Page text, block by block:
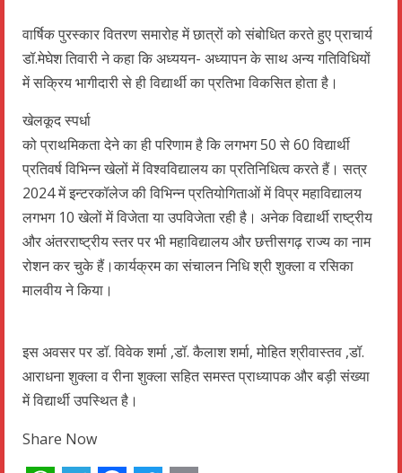
वार्षिक पुरस्कार वितरण समारोह में छात्रों को संबोधित करते हुए प्राचार्य
डॉ.मेघेश तिवारी ने कहा कि अध्ययन- अध्यापन के साथ अन्य गतिविधियों
में सक्रिय भागीदारी से ही विद्यार्थी का प्रतिभा विकसित होता है।
खेलकूद स्पर्धा
को प्राथमिकता देने का ही परिणाम है कि लगभग 50 से 60 विद्यार्थी
प्रतिवर्ष विभिन्न खेलों में विश्वविद्यालय का प्रतिनिधित्व करते हैं। सत्र
2024 में इन्टरकॉलेज की विभिन्न प्रतियोगिताओं में विप्र महाविद्यालय
लगभग 10 खेलों में विजेता या उपविजेता रही है। अनेक विद्यार्थी राष्ट्रीय
और अंतरराष्ट्रीय स्तर पर भी महाविद्यालय और छत्तीसगढ़ राज्य का नाम
रोशन कर चुके हैं।कार्यक्रम का संचालन निधि श्री शुक्ला व रसिका
मालवीय ने किया।
इस अवसर पर डॉ. विवेक शर्मा ,डॉ. कैलाश शर्मा, मोहित श्रीवास्तव ,डॉ.
आराधना शुक्ला व रीना शुक्ला सहित समस्त प्राध्यापक और बड़ी संख्या
में विद्यार्थी उपस्थित है।
Share Now